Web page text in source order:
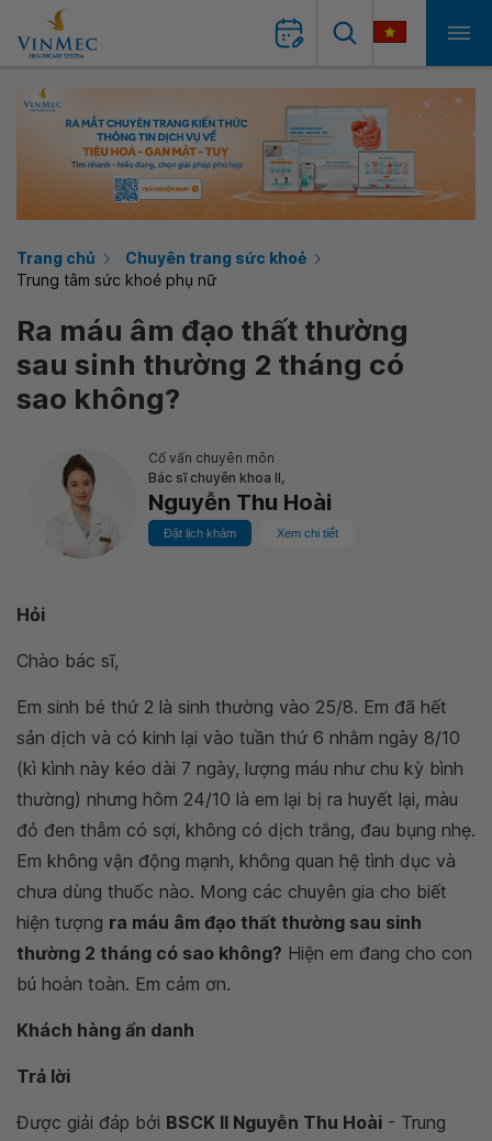
Trang chủ
Chuyên trang sức khoẻ
Trung tâm sức khoẻ phụ nữ
Ra máu âm đạo thất thường
sau sinh thường 2 tháng có
sao không?
Cố vấn chuyên môn
Bác sĩ chuyên khoa II,
Nguyễn Thu Hoài
Đặt lịch khám Xem chi tiết
Hỏi
Chào bác sĩ,
Em sinh bé thứ 2 là sinh thường vào 25/8. Em đã hết
sản dịch và có kinh lại vào tuần thứ 6 nhằm ngày 8/10
(kì kình này kéo dài 7 ngày, lượng máu như chu kỳ bình
thường) nhưng hôm 24/10 là em lại bị ra huyết lại, màu
đỏ đen thẫm có sợi, không có dịch trắng, đau bụng nhẹ.
Em không vận động mạnh, không quan hệ tình dục và
chưa dùng thuốc nào. Mong các chuyên gia cho biết
hiện tượng ra máu âm đạo thất thường sau sinh
thường 2 tháng có sao không? Hiện em đang cho con
bú hoàn toàn. Em cảm ơn.
Khách hàng ẩn danh
Trả lời
Được giải đáp bởi BSCK II Nguyễn Thu Hoài - Trung